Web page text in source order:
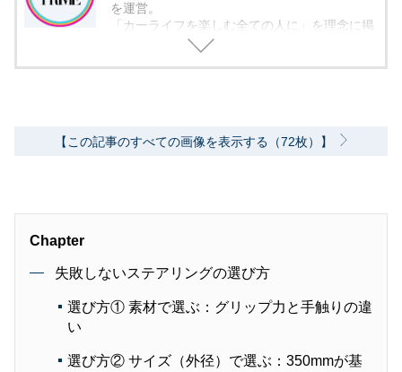
を運営。
「カーライフを楽しむ全ての人に」を理念に掲
げ、編集に取り組んでいます。
【この記事のすべての画像を表示する（72枚）】
Chapter
失敗しないステアリングの選び方
選び方① 素材で選ぶ：グリップ力と手触りの違
い
選び方② サイズ（外径）で選ぶ：350mmが基